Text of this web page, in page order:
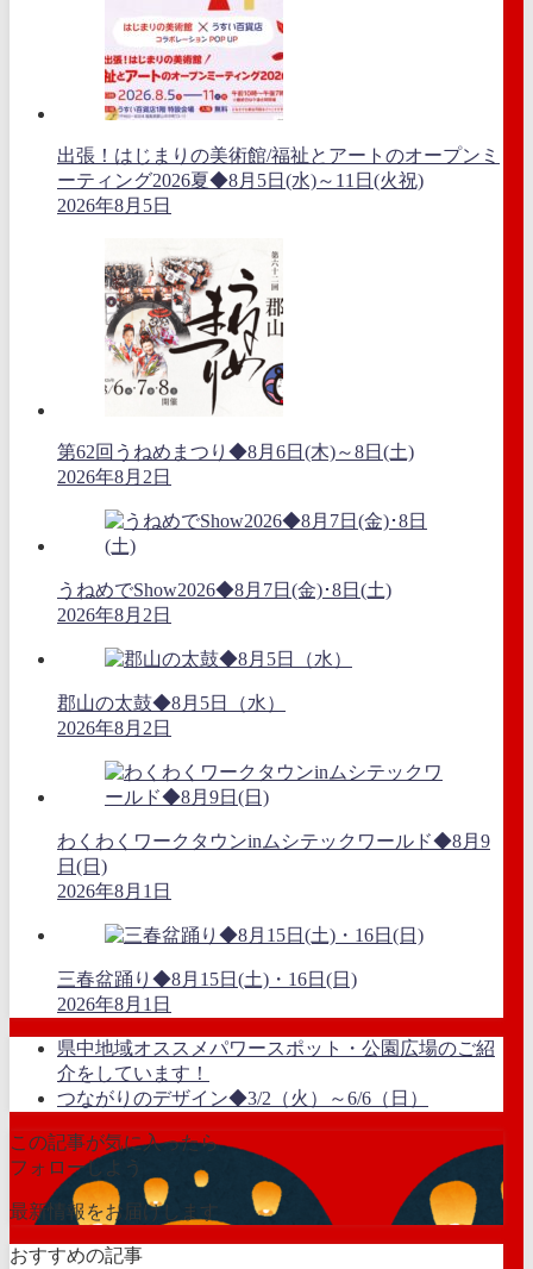
出張！はじまりの美術館/福祉とアートのオープンミ
ーティング2026夏◆8月5日(水)～11日(火祝)
2026年8月5日
第62回うねめまつり◆8月6日(木)～8日(土)
2026年8月2日
うねめでShow2026◆8月7日(金)･8日(土)
2026年8月2日
郡山の太鼓◆8月5日（水）
2026年8月2日
わくわくワークタウンinムシテックワールド◆8月9
日(日)
2026年8月1日
三春盆踊り◆8月15日(土)・16日(日)
2026年8月1日
県中地域オススメパワースポット・公園広場のご紹
介をしています！
つながりのデザイン◆3/2（火）～6/6（日）
この記事が気に入ったら
フォローしよう
最新情報をお届けします
おすすめの記事